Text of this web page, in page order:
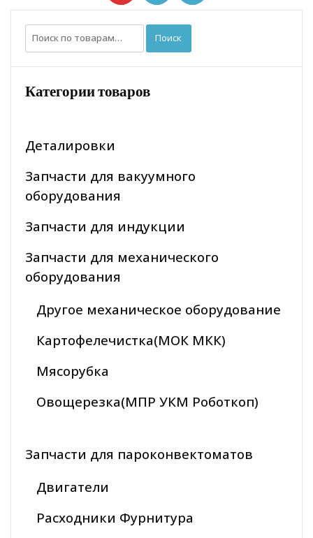
Искать: Поиск
Категории товаров
Деталировки
Запчасти для вакуумного
оборудования
Запчасти для индукции
Запчасти для механического
оборудования
Другое механическое оборудование
Картофелечистка(МОК МКК)
Мясорубка
Овощерезка(МПР УКМ Роботкоп)
Запчасти для пароконвектоматов
Двигатели
Расходники Фурнитура